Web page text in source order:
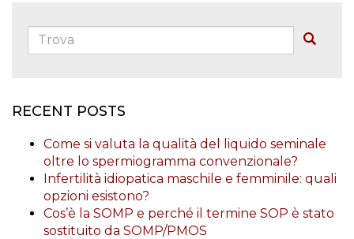
Trova:
RECENT POSTS
Come si valuta la qualità del liquido seminale
oltre lo spermiogramma convenzionale?
Infertilità idiopatica maschile e femminile: quali
opzioni esistono?
Cos’è la SOMP e perché il termine SOP è stato
sostituito da SOMP/PMOS